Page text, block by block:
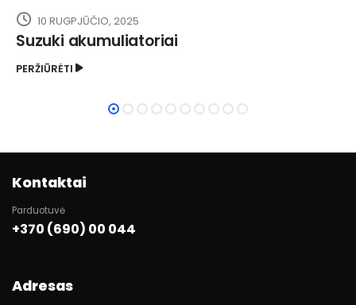
10 RUGPJŪČIO, 2025
Suzuki akumuliatoriai
PERŽIŪRĖTI
Kontaktai
Parduotuvė
+370 (690) 00 044
Adresas